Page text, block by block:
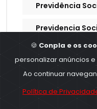
Previdência
Previdencia
Processo
Procuração
Produtividade
🍪 Conpla e os
personalizar anúncios
Ao continuar
Política de